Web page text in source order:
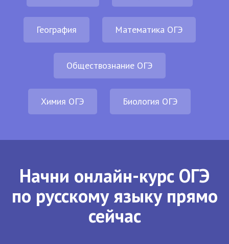
География Математика ОГЭ
Обществознание ОГЭ
Химия ОГЭ Биология ОГЭ
Начни онлайн-курс ОГЭ
по русскому языку прямо
сейчас